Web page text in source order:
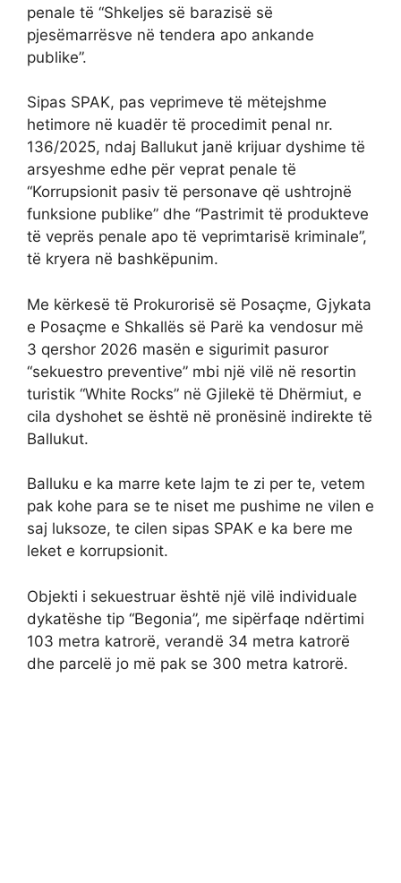
penale të “Shkeljes së barazisë së
pjesëmarrësve në tendera apo ankande
publike”.
Sipas SPAK, pas veprimeve të mëtejshme
hetimore në kuadër të procedimit penal nr.
136/2025, ndaj Ballukut janë krijuar dyshime të
arsyeshme edhe për veprat penale të
“Korrupsionit pasiv të personave që ushtrojnë
funksione publike” dhe “Pastrimit të produkteve
të veprës penale apo të veprimtarisë kriminale”,
të kryera në bashkëpunim.
Me kërkesë të Prokurorisë së Posaçme, Gjykata
e Posaçme e Shkallës së Parë ka vendosur më
3 qershor 2026 masën e sigurimit pasuror
“sekuestro preventive” mbi një vilë në resortin
turistik “White Rocks” në Gjilekë të Dhërmiut, e
cila dyshohet se është në pronësinë indirekte të
Ballukut.
Balluku e ka marre kete lajm te zi per te, vetem
pak kohe para se te niset me pushime ne vilen e
saj luksoze, te cilen sipas SPAK e ka bere me
leket e korrupsionit.
Objekti i sekuestruar është një vilë individuale
dykatëshe tip “Begonia”, me sipërfaqe ndërtimi
103 metra katrorë, verandë 34 metra katrorë
dhe parcelë jo më pak se 300 metra katrorë.